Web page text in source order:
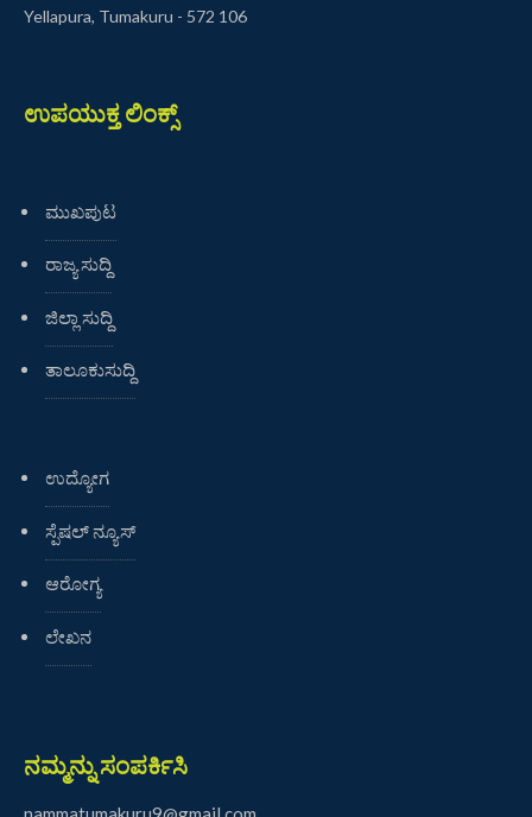
Yellapura, Tumakuru - 572 106
ಉಪಯುಕ್ತ ಲಿಂಕ್ಸ್
ಮುಖಪುಟ
ರಾಜ್ಯ ಸುದ್ದಿ
ಜಿಲ್ಲಾ ಸುದ್ದಿ
ತಾಲೂಕುಸುದ್ದಿ
ಉದ್ಯೋಗ
ಸ್ಪೆಷಲ್ ನ್ಯೂಸ್
ಆರೋಗ್ಯ
ಲೇಖನ
ನಮ್ಮನ್ನು ಸಂಪರ್ಕಿಸಿ